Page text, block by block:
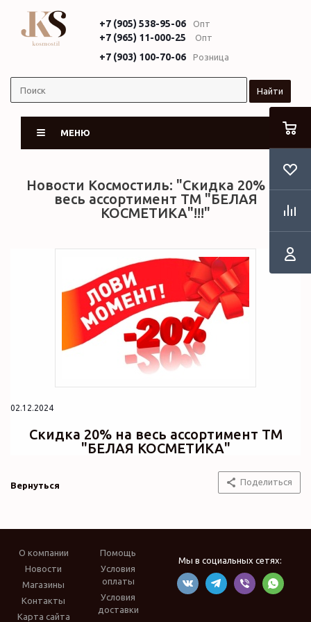
+7 (905) 538-95-06 Опт
+7 (965) 11-000-25 Опт
+7 (903) 100-70-06 Розница
Найти
МЕНЮ
Новости Космостиль: "Скидка 20% на
весь ассортимент ТМ "БЕЛАЯ
КОСМЕТИКА"!!!"
02.12.2024
Скидка 20% на весь ассортимент ТМ
"БЕЛАЯ КОСМЕТИКА"
Вернуться Поделиться
О компании
Новости
Магазины
Контакты
Карта сайта
Помощь
Условия
оплаты
Условия
доставки
Мы в социальных сетях: